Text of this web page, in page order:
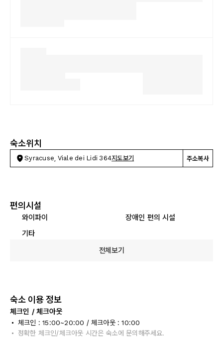
숙소위치
Syracuse, Viale dei Lidi 364지도보기 주소복사
편의시설
와이파이
장애인 편의 시설
기타
전체보기
숙소 이용 정보
체크인 / 체크아웃
체크인 : 15:00~20:00 / 체크아웃 : 10:00
정확한 체크인/체크아웃 시간은 숙소에 문의해주세요.